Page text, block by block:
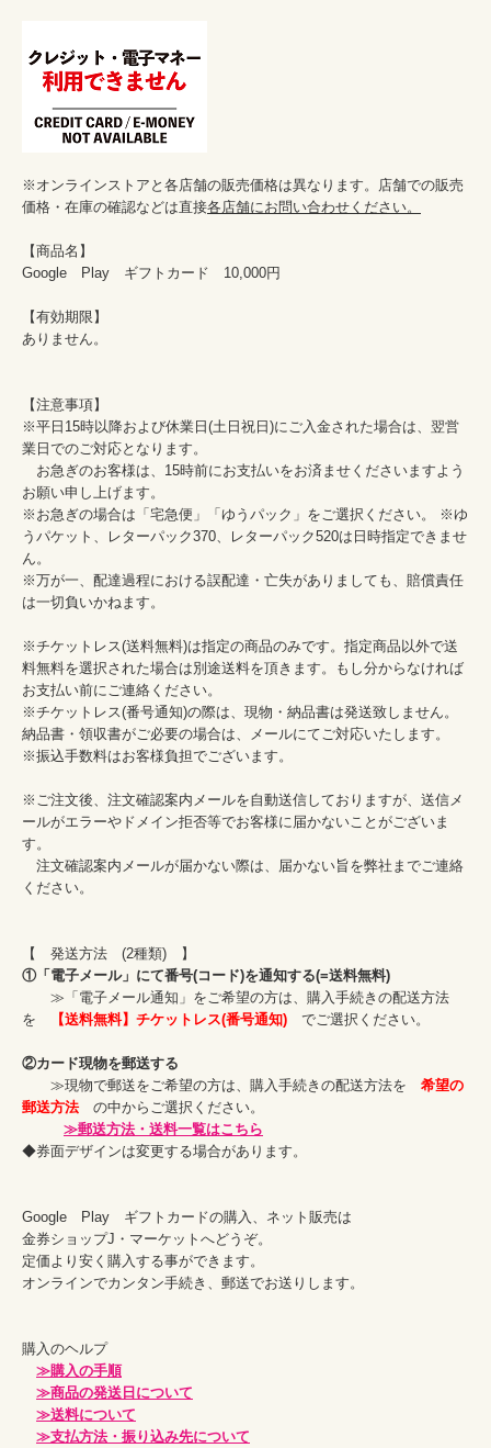
※オンラインストアと各店舗の販売価格は異なります。店舗での販売
価格・在庫の確認などは直接各店舗にお問い合わせください。
【商品名】
Google　Play　ギフトカード　10,000円
【有効期限】
ありません。
【注意事項】
※平日15時以降および休業日(土日祝日)にご入金された場合は、翌営
業日でのご対応となります。
お急ぎのお客様は、15時前にお支払いをお済ませくださいますよう
お願い申し上げます。
※お急ぎの場合は「宅急便」「ゆうパック」をご選択ください。 ※ゆ
うパケット、レターパック370、レターパック520は日時指定できませ
ん。
※万が一、配達過程における誤配達・亡失がありましても、賠償責任
は一切負いかねます。
※チケットレス(送料無料)は指定の商品のみです。指定商品以外で送
料無料を選択された場合は別途送料を頂きます。もし分からなければ
お支払い前にご連絡ください。
※チケットレス(番号通知)の際は、現物・納品書は発送致しません。
納品書・領収書がご必要の場合は、メールにてご対応いたします。
※振込手数料はお客様負担でございます。
※ご注文後、注文確認案内メールを自動送信しておりますが、送信メ
ールがエラーやドメイン拒否等でお客様に届かないことがございま
す。
注文確認案内メールが届かない際は、届かない旨を弊社までご連絡
ください。
①「電子メール」にて番号(コード)を通知する(=送料無料)
≫「電子メール通知」をご希望の方は、購入手続きの配送方法
を
【送料無料】チケットレス(番号通知) でご選択ください。
②カード現物を郵送する
≫現物で郵送をご希望の方は、購入手続きの配送方法を 希望の
郵送方法 の中からご選択ください。
≫郵送方法・送料一覧はこちら
◆券面デザインは変更する場合があります。
Google　Play　ギフトカードの購入、ネット販売は
金券ショップJ・マーケットへどうぞ。
定価より安く購入する事ができます。
オンラインでカンタン手続き、郵送でお送りします。
購入のヘルプ
≫購入の手順
≫商品の発送日について
≫送料について
≫支払方法・振り込み先について